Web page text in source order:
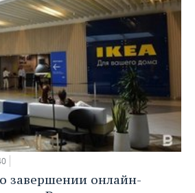
завершении онлайн-